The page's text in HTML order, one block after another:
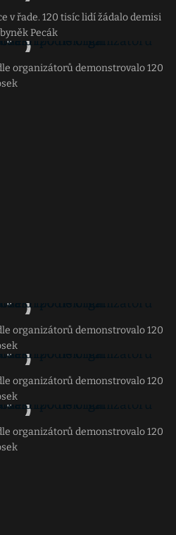
v řade. 120 tisíc lidí žádalo demisi
Pecák
organizátorů demonstrovalo 120
organizátorů demonstrovalo 120
organizátorů demonstrovalo 120
organizátorů demonstrovalo 120